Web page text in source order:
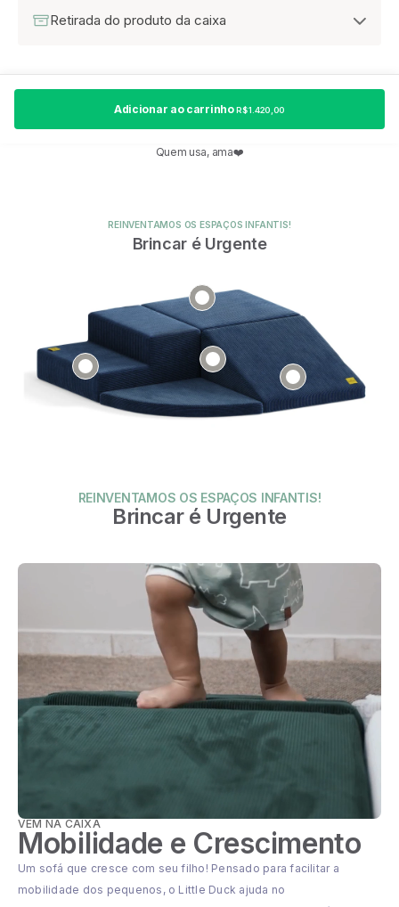
Retirada do produto da caixa
Adicionar ao carrinho R$ 1.420,00
Quem usa, ama❤️
REINVENTAMOS OS ESPAÇOS INFANTIS!
Brincar é Urgente
REINVENTAMOS OS ESPAÇOS INFANTIS!
Brincar é Urgente
VEM NA CAIXA
Mobilidade e Crescimento
Um sofá que cresce com seu filho! Pensado para facilitar a
mobilidade dos pequenos, o Little Duck ajuda no